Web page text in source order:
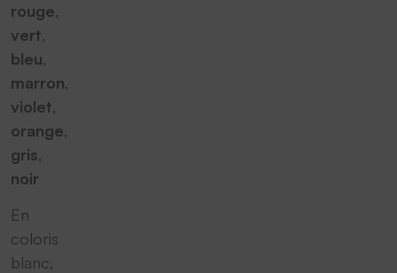
rouge,
vert,
bleu,
marron,
violet,
orange,
gris,
noir
En
coloris
blanc,